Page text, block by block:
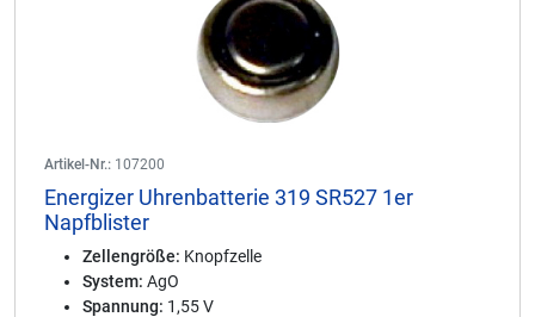
Artikel-Nr.: 107200
Energizer Uhrenbatterie 319 SR527 1er
Napfblister
Zellengröße: Knopfzelle
System: AgO
Spannung: 1,55 V